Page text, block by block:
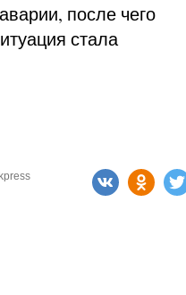
после чего
стала